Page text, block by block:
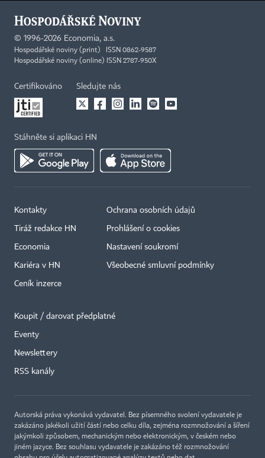
© 1996-2026 Economia, a.s.
Hospodářské noviny (print) ISSN 0862-9587
Hospodářské noviny (online) ISSN 2787-950X
Certifikováno Sledujte nás
Stáhněte si aplikaci HN
Kontakty
Tiráž redakce HN
Economia
Kariéra v HN
Ceník inzerce
Ochrana osobních údajů
Prohlášení o cookies
Nastavení soukromí
Všeobecné smluvní podmínky
Koupit / darovat předplatné
Eventy
Newslettery
RSS kanály
Autorská práva vykonává vydavatel. Bez písemného svolení vydavatele je
zakázáno jakékoli užití částí nebo celku díla, zejména rozmnožování a šíření
jakýmkoli způsobem, mechanickým nebo elektronickým, v českém nebo
jiném jazyce. Bez souhlasu vydavatele je zakázáno též rozmnožování